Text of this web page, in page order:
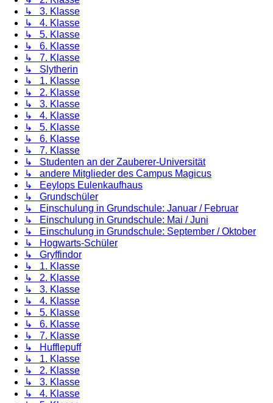
↳ 3. Klasse
↳ 4. Klasse
↳ 5. Klasse
↳ 6. Klasse
↳ 7. Klasse
↳ Slytherin
↳ 1. Klasse
↳ 2. Klasse
↳ 3. Klasse
↳ 4. Klasse
↳ 5. Klasse
↳ 6. Klasse
↳ 7. Klasse
↳ Studenten an der Zauberer-Universität
↳ andere Mitglieder des Campus Magicus
↳ Eeylops Eulenkaufhaus
↳ Grundschüler
↳ Einschulung in Grundschule: Januar / Februar
↳ Einschulung in Grundschule: Mai / Juni
↳ Einschulung in Grundschule: September / Oktober
↳ Hogwarts-Schüler
↳ Gryffindor
↳ 1. Klasse
↳ 2. Klasse
↳ 3. Klasse
↳ 4. Klasse
↳ 5. Klasse
↳ 6. Klasse
↳ 7. Klasse
↳ Hufflepuff
↳ 1. Klasse
↳ 2. Klasse
↳ 3. Klasse
↳ 4. Klasse